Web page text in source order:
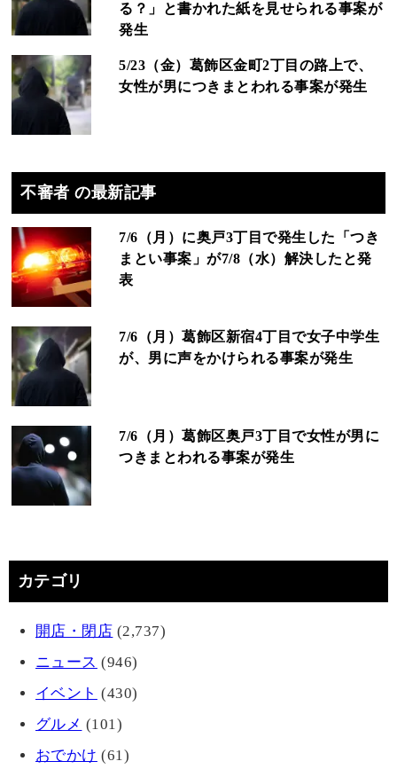
る？」と書かれた紙を見せられる事案が
発生
5/23（金）葛飾区金町2丁目の路上で、
女性が男につきまとわれる事案が発生
不審者 の最新記事
7/6（月）に奥戸3丁目で発生した「つき
まとい事案」が7/8（水）解決したと発
表
7/6（月）葛飾区新宿4丁目で女子中学生
が、男に声をかけられる事案が発生
7/6（月）葛飾区奥戸3丁目で女性が男に
つきまとわれる事案が発生
カテゴリ
開店・閉店 (2,737)
ニュース (946)
イベント (430)
グルメ (101)
おでかけ (61)